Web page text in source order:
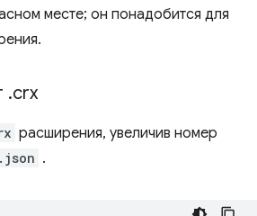
месте; он понадобится для
.crx
расширения, увеличив номер
.